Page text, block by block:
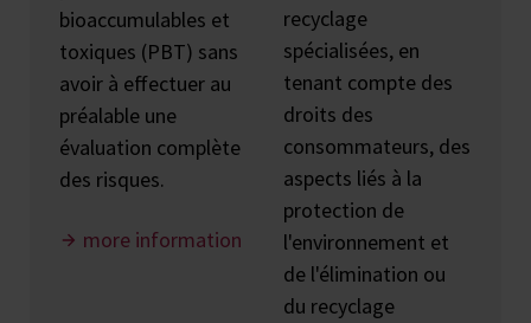
bioaccumulables et
toxiques (PBT) sans
avoir à effectuer au
préalable une
évaluation complète
des risques.
more information
recyclage
spécialisées, en
tenant compte des
droits des
consommateurs, des
aspects liés à la
protection de
l'environnement et
de l'élimination ou
du recyclage